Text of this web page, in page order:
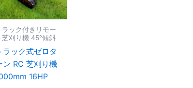
シ
ョ
ン
は
商
品
ペ
ラック付きリモー
芝刈り機 45°傾斜
ラック式ゼロタ
ン RC 芝刈り機
16HP
は
複
数
バ
リ
エ